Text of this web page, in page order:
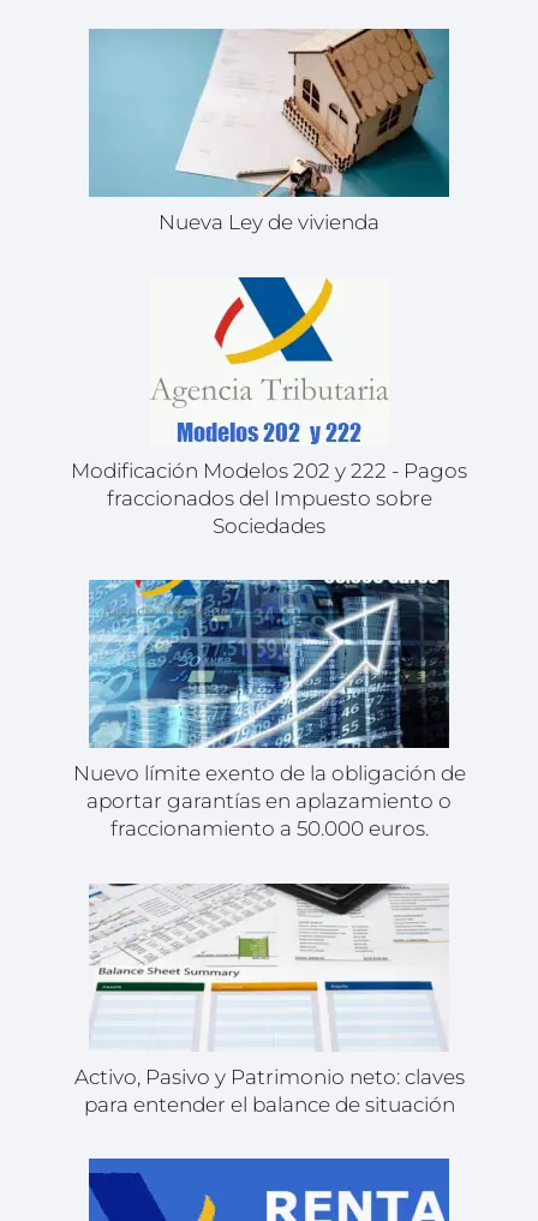
Nueva Ley de vivienda
Modificación Modelos 202 y 222 - Pagos
fraccionados del Impuesto sobre
Sociedades
Nuevo límite exento de la obligación de
aportar garantías en aplazamiento o
fraccionamiento a 50.000 euros.
Activo, Pasivo y Patrimonio neto: claves
para entender el balance de situación